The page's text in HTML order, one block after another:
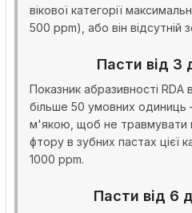
вікової категорії
500 ppm), або він відсутній
Пасти від 3
Показник абразивності
більше 50 умовних одиниць
м'якою, щоб не травмувати
фтору в зубних пастах цієї
1000 ppm.
Пасти від 6